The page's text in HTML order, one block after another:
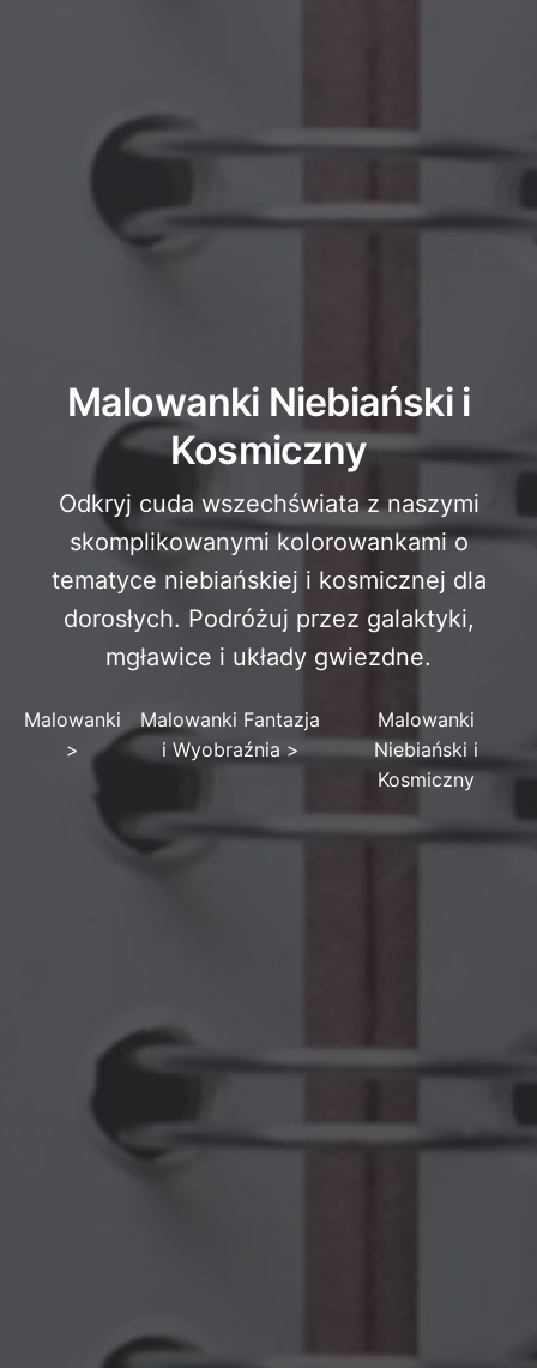
Malowanki Niebiański i
Kosmiczny
Odkryj cuda wszechświata z naszymi
skomplikowanymi kolorowankami o
tematyce niebiańskiej i kosmicznej dla
dorosłych. Podróżuj przez galaktyki,
mgławice i układy gwiezdne.
Malowanki
>
Malowanki Fantazja
i Wyobraźnia >
Malowanki
Niebiański i
Kosmiczny